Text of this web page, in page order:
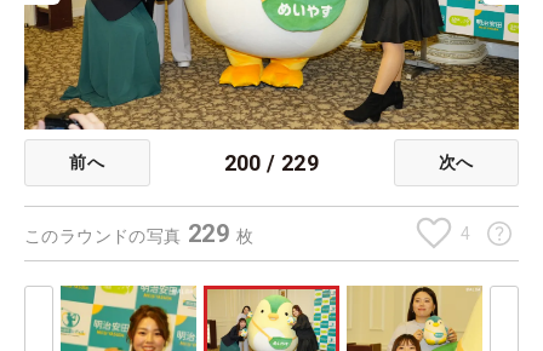
前へ 200 / 229 次へ
このラウンドの写真 229 枚 4